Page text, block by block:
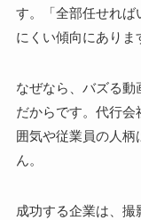
す。「全部任せれば
にくい傾向にありま
なぜなら、バズる動
だからです。代行
囲気や従業員の人
ん。
成功する企業は、